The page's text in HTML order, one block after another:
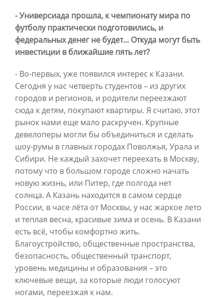
- Универсиада прошла, к чемпионату мира по
футболу практически подготовились, и
федеральных денег не будет... Откуда могут быть
инвестиции в ближайшие пять лет?
- Во-первых, уже появился интерес к Казани.
Сегодня у нас четверть студентов – из других
городов и регионов, и родители переезжают
сюда к детям, покупают квартиры. Я считаю, этот
рынок нами еще мало раскручен. Крупные
девелоперы могли бы объединиться и сделать
шоу-румы в главных городах Поволжья, Урала и
Сибири. Не каждый захочет переехать в Москву,
потому что в большом городе сложно начать
новую жизнь, или Питер, где полгода нет
солнца. А Казань находится в самом сердце
России, в часе лёта от Москвы, у нас жаркое лето
и теплая весна, красивые зима и осень. В Казани
есть всё, чтобы комфортно жить.
Благоустройство, общественные пространства,
безопасность, общественный транспорт,
уровень медицины и образования – это
ключевые вещи, за которые люди голосуют
ногами, переезжая к нам.